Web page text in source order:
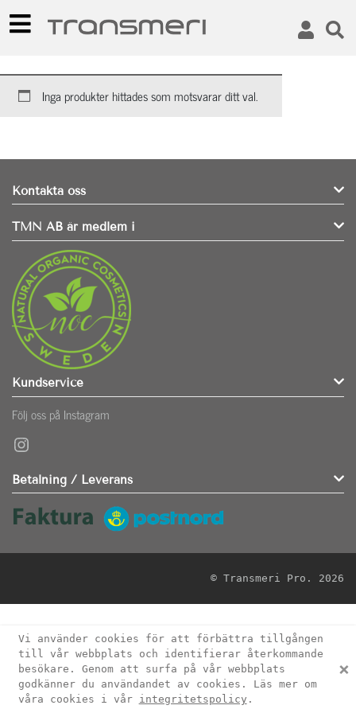
Inga produkter hittades som motsvarar ditt val.
Kontakta oss
TMN AB är medlem i
Kundservice
Följ oss på Instagram
Instagram
Betalning / Leverans
© Transmeri Pro. 2026
Vi använder cookies för att förbättra tillgången
till vår webbplats och identifierar återkommande
besökare. Genom att surfa på vår webbplats
godkänner du användandet av cookies. Läs mer om
våra cookies i vår integritetspolicy .
×